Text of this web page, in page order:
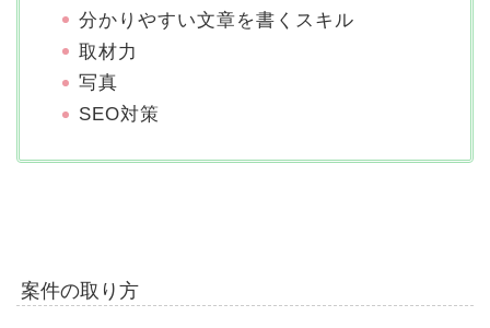
分かりやすい文章を書くスキル
取材力
写真
SEO対策
案件の取り方